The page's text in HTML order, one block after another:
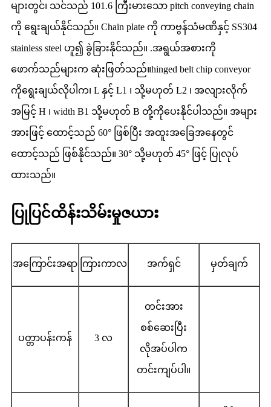
များတွင်၊ သင်သည် 101.6 ကြီးမားသော pitch conveying chain
ကို ရွေးချယ်နိုင်သည်။ Chain plate ကို ကာဗွန်သံမဏိနှင့် SS304
stainless steel ဟူ၍ ခွဲခြားနိုင်သည်။ .အရွယ်အစားကို
ဖောက်သည်များက ဆုံးဖြတ်သည်။hinged belt chip conveyor
ကိုရွေးချယ်လိုပါက၊ L နှင့် L1 ၊ သို့မဟုတ် L2 ၊ အလျားလိုက်
အမြင့် H ၊ width B1 သို့မဟုတ် B တို့ကိုပေးနိုင်ပါသည်။ အများ
အားဖြင့် ထောင့်သည် 60° ဖြစ်ပြီး အထူးအခြေအနေတွင်
ထောင့်သည် ဖြစ်နိုင်သည်။ 30° သို့မဟုတ် 45° ဖြင့် ပြုလုပ်
ထားသည်။
ပြုပြင်ထိန်းသိမ်းမှုဇယား
အကြောင်းအရာ ကြားကာလ အက်ရှင် မှတ်ချက်
ပတ္တာပန်းကန် 3 လ
တင်းအား
စစ်ဆေးပြီး
လိုအပ်ပါက
တင်းကျပ်ပါ။